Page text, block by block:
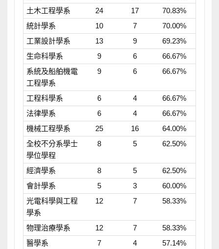
土木工程學系
24 17
70.83%
統計學系
10 7
70.00%
工業設計學系
13 9
69.23%
生命科學系
9 6
66.67%
系統及船舶機電
工程學系
9 6 66.67%
工程科學系 6 4
66.67%
法律學系
6 4
66.67%
機械工程學系
25 16
64.00%
全校不分系學士
學位學程
8 5 62.50%
經濟學系 8 5
62.50%
會計學系
5 3
60.00%
光電科學與工程
學系
12 7 58.33%
物理治療學系 12 7
58.33%
醫學系
7 4
57.14%